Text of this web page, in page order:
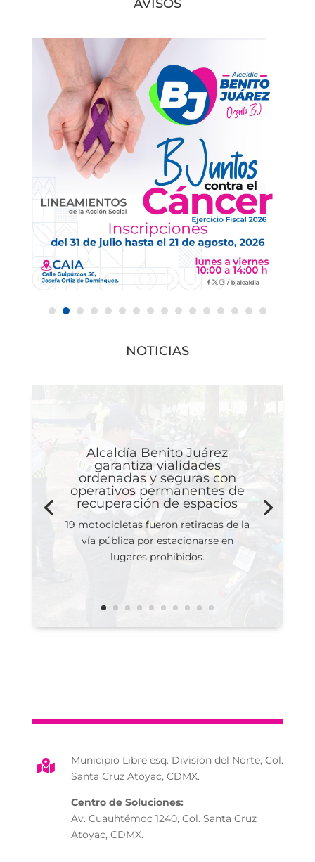
AVISOS
NOTICIAS
Alcaldía Benito Juárez
garantiza vialidades
ordenadas y seguras con
operativos permanentes de
recuperación de espacios
19 motocicletas fueron retiradas de la
vía pública por estacionarse en
lugares prohibidos.

Municipio Libre esq. División del Norte, Col.
Santa Cruz Atoyac, CDMX.
Centro de Soluciones:
Av. Cuauhtémoc 1240, Col. Santa Cruz
Atoyac, CDMX.